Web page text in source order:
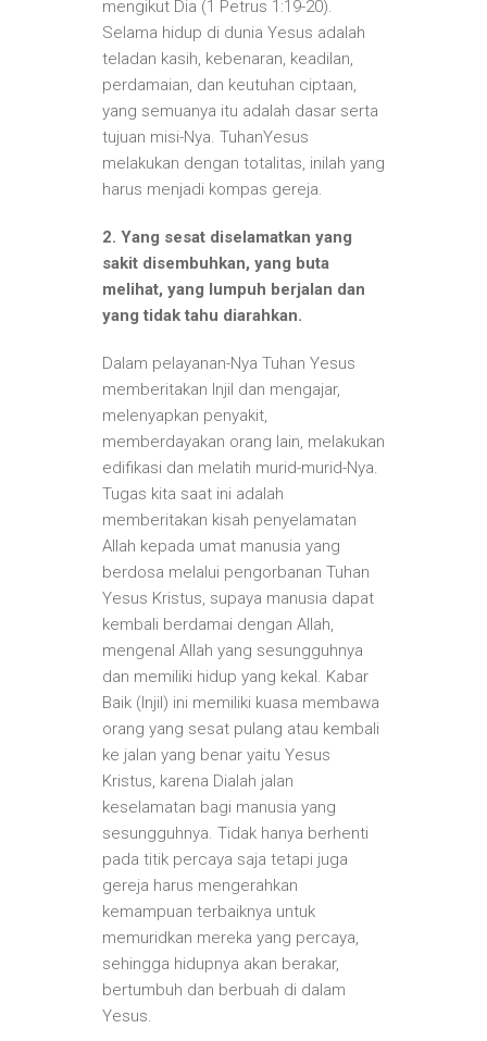
mengikut Dia (1 Petrus 1:19-20).
Selama hidup di dunia Yesus adalah
teladan kasih, kebenaran, keadilan,
perdamaian, dan keutuhan ciptaan,
yang semuanya itu adalah dasar serta
tujuan misi-Nya. TuhanYesus
melakukan dengan totalitas, inilah yang
harus menjadi kompas gereja.
2. Yang sesat diselamatkan yang
sakit disembuhkan, yang buta
melihat, yang lumpuh berjalan dan
yang tidak tahu diarahkan.
Dalam pelayanan-Nya Tuhan Yesus
memberitakan Injil dan mengajar,
melenyapkan penyakit,
memberdayakan orang lain, melakukan
edifikasi dan melatih murid-murid-Nya.
Tugas kita saat ini adalah
memberitakan kisah penyelamatan
Allah kepada umat manusia yang
berdosa melalui pengorbanan Tuhan
Yesus Kristus, supaya manusia dapat
kembali berdamai dengan Allah,
mengenal Allah yang sesungguhnya
dan memiliki hidup yang kekal. Kabar
Baik (Injil) ini memiliki kuasa membawa
orang yang sesat pulang atau kembali
ke jalan yang benar yaitu Yesus
Kristus, karena Dialah jalan
keselamatan bagi manusia yang
sesungguhnya. Tidak hanya berhenti
pada titik percaya saja tetapi juga
gereja harus mengerahkan
kemampuan terbaiknya untuk
memuridkan mereka yang percaya,
sehingga hidupnya akan berakar,
bertumbuh dan berbuah di dalam
Yesus.